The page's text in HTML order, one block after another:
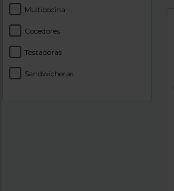
Multicocina
Cocedores
Tostadoras
Sandwicheras